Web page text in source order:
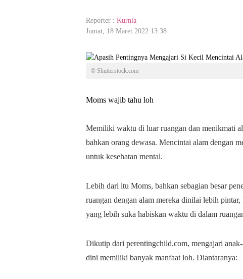
Reporter : Kurnia
Jumat, 18 Maret 2022 13:38
© Shutterstock.com
Moms wajib tahu loh
Memiliki waktu di luar ruangan dan menikmati
bahkan orang dewasa. Mencintai alam dengan
untuk kesehatan mental.
Lebih dari itu Moms, bahkan sebagian besar
ruangan dengan alam mereka dinilai lebih
yang lebih suka habiskan waktu di dalam
Dikutip dari perentingchild.com, mengajari
dini memiliki banyak manfaat loh. Diantaranya: